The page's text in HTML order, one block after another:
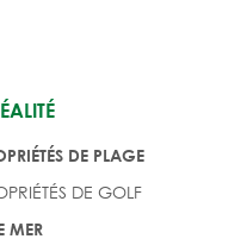
DE PLAGE
DE GOLF
MER